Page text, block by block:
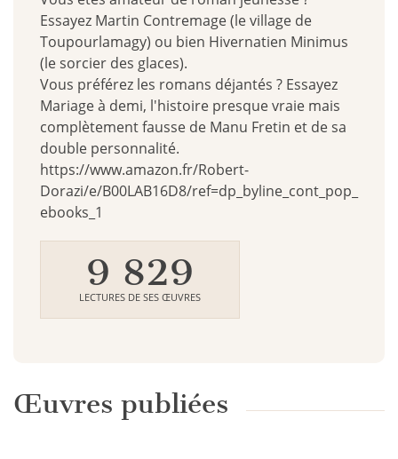
Essayez Martin Contremage (le village de
Toupourlamagy) ou bien Hivernatien Minimus
(le sorcier des glaces).
Vous préférez les romans déjantés ? Essayez
Mariage à demi, l'histoire presque vraie mais
complètement fausse de Manu Fretin et de sa
double personnalité.
https://www.amazon.fr/Robert-
Dorazi/e/B00LAB16D8/ref=dp_byline_cont_pop_
ebooks_1
9 829
LECTURES DE SES ŒUVRES
Œuvres publiées